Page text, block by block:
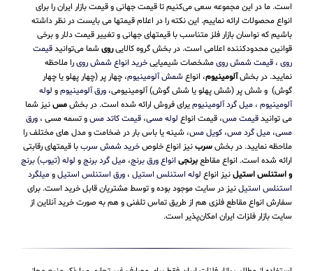
است. ما در این مجموعه سعی می‌کنیم تا قیمت جهانی و قیمت بازار ایران را برای
انواع محصولات ارائه نماییم. این نکته را در اعلام قیمتها می بایست در نظر داشته
باشیم که نواسان بازار فلز متناسب با قیمتهای جهانی و تغییر قیمت دلار و برخی
قوانین محدودکننده اعلامی است. در بخش گروه کالاییروی شما می‌توانیدقیمت
روی ، قیمت شمش رویمشخصات شیمیاییخرید انواع شمش رویرا ملاحظه
نمایید. در بخشآلومینیوم، انواع شمش آلومینیوم، چهار پر (چهار پهلو یا چهار
گوش) و شش پر (شش پهلو یا شش گوش) آلومینیومی، ورق آلومینیومو لوله
آلومینیوم ، میل گرد آلومینیومیرای فروش ارائه شده است. در بخشمسنیز شما
می توانیدقیمت مس، قیمت انواع لوله مسی، قیمت کاتد مسو تسمه مسی ، ورق
مسی، میل گرد مس، کویل مس، شینه یا باس بار در ضخامت و مدل های مختلف را
ملاحظه نمایید. در بخشسربنیز انواع خلوصخرید شمش سرببا قیمتهای رقابتی
ارائه شده است. انواع مقاطعبرنجی انواع ورق برنج، میل گرد برنجو لوله (تیوب) برنج
و استنلس استیلنیز انواع لوله استنلس استیل ، ورق استنلس استیلومیلگرد
استنلس استیلنیز در سایت موجود بوده و توسط مشتریان قابل خرید است. برای
سفارش انواع مقاطع فلزی هم از طریق تماس تلفنی و هم به صورت خرید آنلاین از
سایت بازار فلزات ایران امکان‌پذیر است.